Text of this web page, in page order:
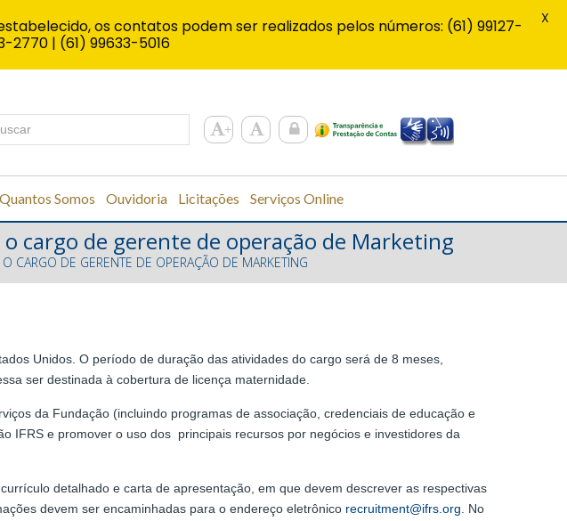
Quantos Somos Ouvidoria Licitações Serviços Online
cargo de gerente de operação de Marketing
CARGO DE GERENTE DE OPERAÇÃO DE MARKETING
Unidos. O período de duração das atividades do cargo será de 8 meses,
ser destinada à cobertura de licença maternidade.
da Fundação (incluindo programas de associação, credenciais de educação e
IFRS e promover o uso dos principais recursos por negócios e investidores da
detalhado e carta de apresentação, em que devem descrever as respectivas
devem ser encaminhadas para o endereço eletrônico recruitment@ifrs.org. No
os contatos podem ser realizados pelos números: (61) 99127-
2770 | (61) 99633-5016
X